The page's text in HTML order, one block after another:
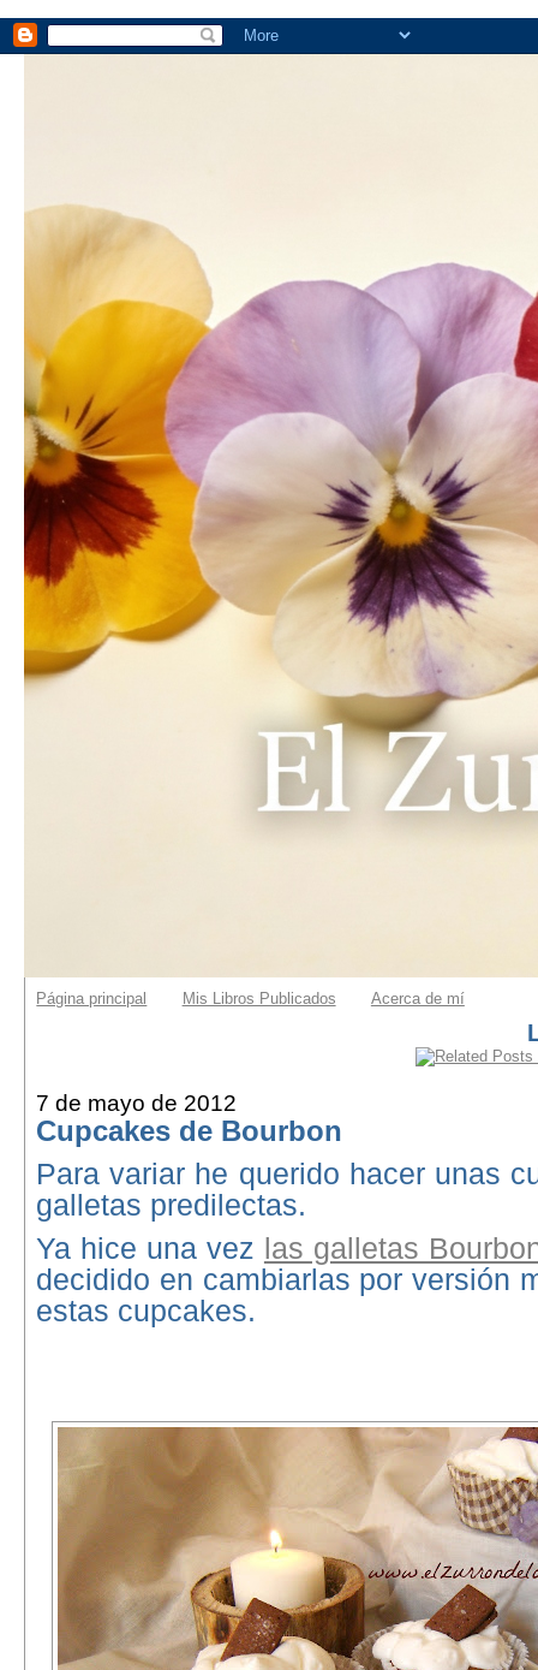
Página principal Mis Libros Publicados Acerca de mí
7 de mayo de 2012
Cupcakes de Bourbon
Para variar he querido hacer unas
galletas predilectas.
Ya hice una vez las galletas
decidido en cambiarlas por versión
estas cupcakes.